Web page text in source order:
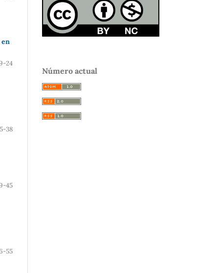
en
24
38
45
55
Número actual